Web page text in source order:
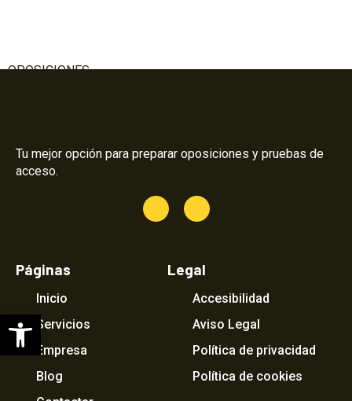
OPOSICIONES
Tu mejor opción para preparar oposiciones y pruebas de
acceso.
Páginas
Inicio
Servicios
Empresa
Blog
Legal
Accesibilidad
Aviso Legal
Política de privacidad
Política de cookies
Abrir barra de herramientas